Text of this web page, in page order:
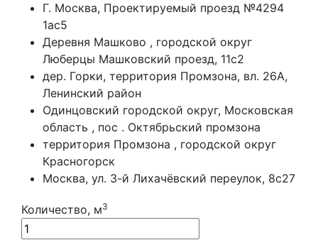
Г. Москва, Проектируемый проезд №4294
1ас5
Деревня Машково , городской округ
Люберцы Машковский проезд, 11с2
дер. Горки, территория Промзона, вл. 26А,
Ленинский район
Одинцовский городской округ, Московская
область , пос . Октябрьский промзона
территория Промзона , городской округ
Красногорск
Москва, ул. 3-й Лихачёвский переулок, 8с27
Количество, м3